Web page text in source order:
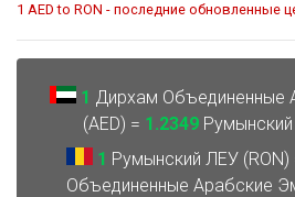
1 AED to RON - последние обновленные
1 Дирхам Объединенные
(AED) = 1.2349
1 Румынский ЛЕУ (RON)
Объединенные Арабские